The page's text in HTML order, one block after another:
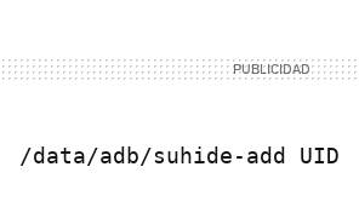
/data/adb/suhide-add UID